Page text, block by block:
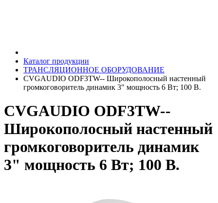
Каталог продукции
ТРАНСЛЯЦИОННОЕ ОБОРУДОВАНИЕ
CVGAUDIO ODF3TW-- Широкополосный настенный
громкоговоритель динамик 3" мощность 6 Вт; 100 В.
CVGAUDIO ODF3TW--
Широкополосный настенный
громкоговоритель динамик
3" мощность 6 Вт; 100 В.